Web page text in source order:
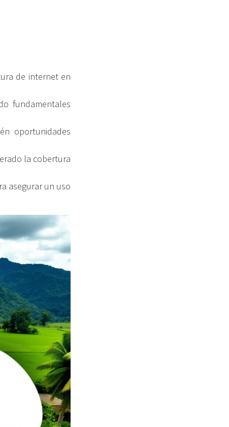
de internet en
fundamentales
oportunidades
la cobertura
asegurar un uso